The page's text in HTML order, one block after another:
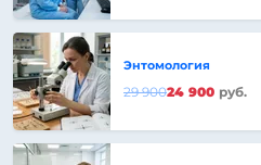
Энтомология
29 90024 900 руб.